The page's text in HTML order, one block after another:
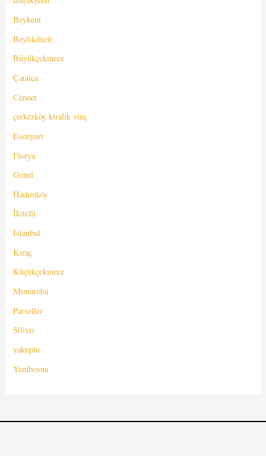
Beykent
Beylikdüzü
Büyükçekmece
Çatalca
Cennet
çerkezköy kiralık vinç
Esenyurt
Florya
Genel
Hadımköy
İkitelli
İstanbul
Kıraç
Küçükçekmece
Mimaroba
Parseller
Silivri
yakuplu
Yenibosna